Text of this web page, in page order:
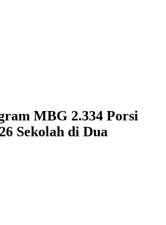
MBG 2.334 Porsi
Sekolah di Dua